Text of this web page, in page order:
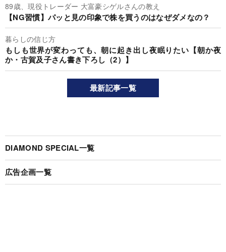
89歳、現役トレーダー 大富豪シゲルさんの教え
【NG習慣】パッと見の印象で株を買うのはなぜダメなの？
暮らしの信じ方
もしも世界が変わっても、朝に起き出し夜眠りたい【朝か夜
か・古賀及子さん書き下ろし（2）】
最新記事一覧
DIAMOND SPECIAL一覧
広告企画一覧